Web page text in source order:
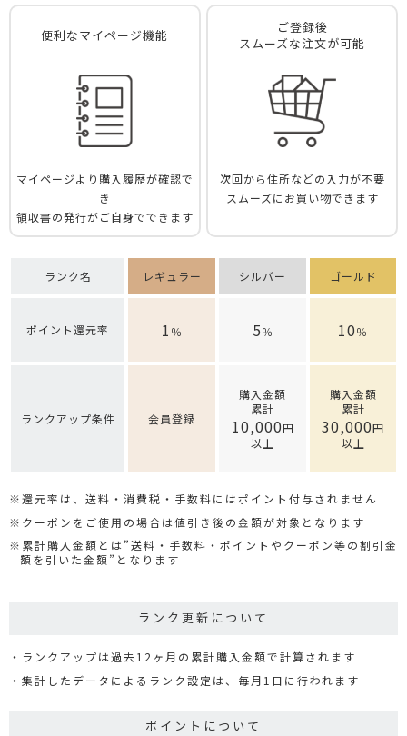
便利なマイページ機能
マイページより購入履歴が確認で
き
領収書の発行がご自身でできます
ご登録後
スムーズな注文が可能
次回から住所などの入力が不要
スムーズにお買い物できます
ランク名 レギュラー シルバー ゴールド
ポイント還元率 1 ％ 5％ 10％
ランクアップ条件 会員登録
購入金額
累計
10,000円
以上
購入金額
累計
30,000円
以上
還元率は、送料・消費税・手数料にはポイント付与されません
クーポンをご使用の場合は値引き後の金額が対象となります
累計購入金額とは”送料・手数料・ポイントやクーポン等の割引金
額を引いた金額”となります
ランク更新について
ランクアップは過去12ヶ月の累計購入金額で計算されます
集計したデータによるランク設定は、毎月1日に行われます
ポイントについて